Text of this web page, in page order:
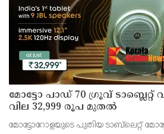
മോട്ടോ പാഡ് 70 ഗ്രൂവ് ടാബ്ലെറ്റ്
വില 32,999 രൂപ മുതൽ
മോട്ടോറോളയുടെ പുതിയ ടാബ്‌ലെറ്റ്